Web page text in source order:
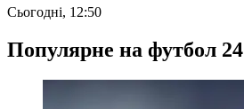
Сьогодні, 12:50
Популярне на футбол 24